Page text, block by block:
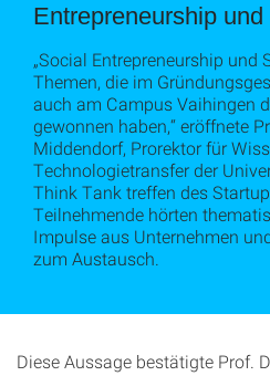
Entrepreneurship
„Social Entrepreneurship und
Themen, die im
auch am Campus Vaihingen
gewonnen haben,“ eröffnete
Middendorf, Prorektor für
Technologietransfer der
Think Tank treffen des
Teilnehmende hörten
Impulse aus Unternehmen
zum Austausch.
Diese Aussage bestätigte Prof.